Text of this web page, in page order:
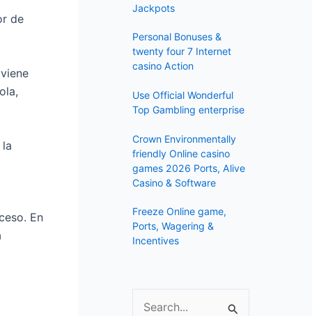
de
En
f
r
:
Jackpots
Personal Bonuses &
twenty four 7 Internet
casino Action
Use Official Wonderful
Top Gambling enterprise
Crown Environmentally
friendly Online casino
games 2026 Ports, Alive
Casino & Software
Freeze Online game,
Ports, Wagering &
Incentives